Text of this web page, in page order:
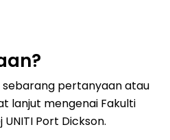
pertanyaan atau
lanjut mengenai Fakulti
Port Dickson.